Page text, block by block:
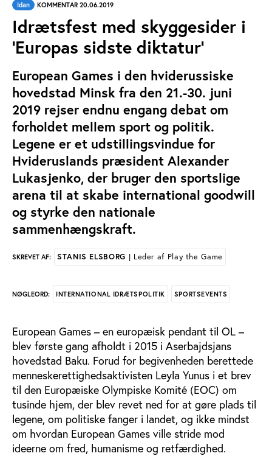
Idan KOMMENTAR 20.06.2019
Idrætsfest med skyggesider i
’Europas sidste diktatur’
European Games i den hviderussiske
hovedstad Minsk fra den 21.-30. juni
2019 rejser endnu engang debat om
forholdet mellem sport og politik.
Legene er et udstillingsvindue for
Hvideruslands præsident Alexander
Lukasjenko, der bruger den sportslige
arena til at skabe international goodwill
og styrke den nationale
sammenhængskraft.
SKREVET AF: STANIS ELSBORG | Leder af Play the Game
NØGLEORD: INTERNATIONAL IDRÆTSPOLITIK SPORTSEVENTS
European Games – en europæisk pendant til OL –
blev første gang afholdt i 2015 i Aserbajdsjans
hovedstad Baku. Forud for begivenheden berettede
menneskerettighedsaktivisten Leyla Yunus i et brev
til den Europæiske Olympiske Komité (EOC) om
tusinde hjem, der blev revet ned for at gøre plads til
legene, om politiske fanger i landet, og ikke mindst
om hvordan European Games ville stride mod
ideerne om fred, humanisme og retfærdighed.